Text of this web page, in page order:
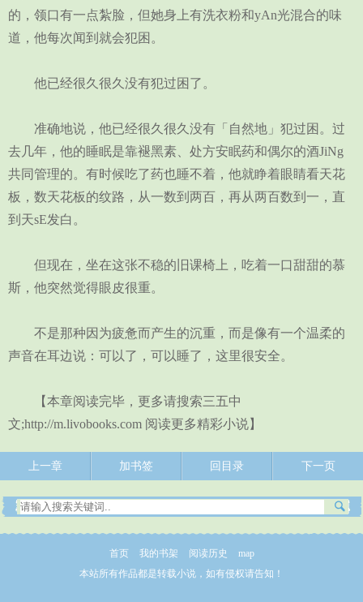
的，领口有一点紮脸，但她身上有洗衣粉和yAn光混合的味
道，他每次闻到就会犯困。
他已经很久很久没有犯过困了。
准确地说，他已经很久很久没有「自然地」犯过困。过
去几年，他的睡眠是靠褪黑素、处方安眠药和偶尔的酒JiNg
共同管理的。有时候吃了药也睡不着，他就睁着眼睛看天花
板，数天花板的纹路，从一数到两百，再从两百数到一，直
到天sE发白。
但现在，坐在这张不稳的旧课椅上，吃着一口甜甜的慕
斯，他突然觉得眼皮很重。
不是那种因为疲惫而产生的沉重，而是像有一个温柔的
声音在耳边说：可以了，可以睡了，这里很安全。
【本章阅读完毕，更多请搜索三五中
文;http://m.livobooks.com 阅读更多精彩小说】
上一章 加书签 回目录 下一页
首页 我的书架 阅读历史
map
本站所有作品都是转载小说，如有侵权请告知！